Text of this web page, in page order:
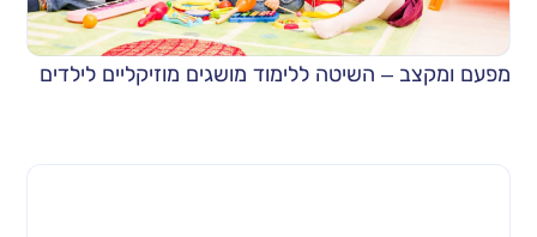
מפעם ומקצב – השיטה ללימוד מושגים מוזיקליים לילדים